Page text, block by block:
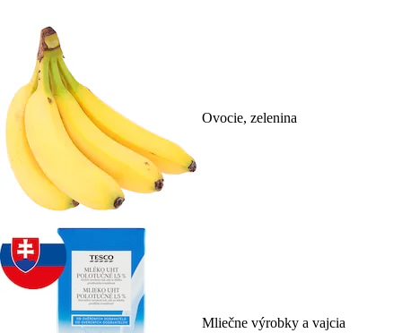
Ovocie, zelenina
Mliečne výrobky a vajcia